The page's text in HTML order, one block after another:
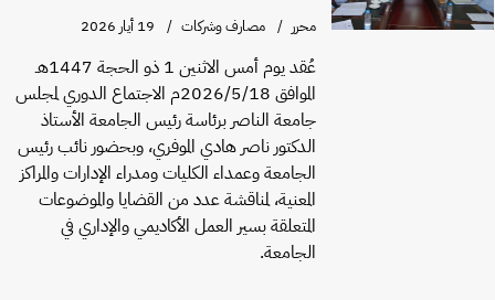
محرر مصارف وشركات 19 أيار 2026
عُقد يوم أمس الاثنين 1 ذو الحجة 1447هـ
الموافق 2026/5/18م الاجتماع الدوري لمجلس
جامعة الناصر برئاسة رئيس الجامعة الأستاذ
الدكتور ناصر هادي الموفري، وبحضور نائب رئيس
الجامعة وعمداء الكليات ومدراء الإدارات والمراكز
المعنية، لمناقشة عدد من القضايا والموضوعات
المتعلقة بسير العمل الأكاديمي والإداري في
الجامعة.